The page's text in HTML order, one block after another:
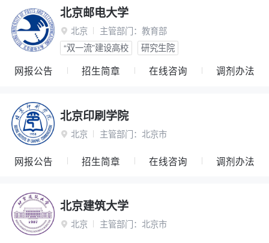
北京邮电大学
 北京 主管部门： 教育部
“双一流”建设高校
研究生院
网报公告 招生简章 在线咨询 调剂办法
北京印刷学院
 北京 主管部门： 北京市
网报公告 招生简章 在线咨询 调剂办法
北京建筑大学
 北京 主管部门： 北京市